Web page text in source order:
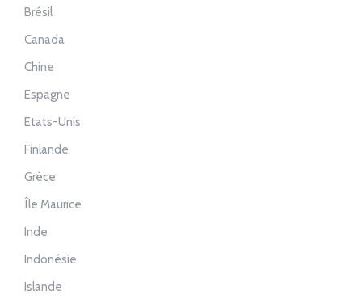
Brésil
Canada
Chine
Espagne
Etats-Unis
Finlande
Grèce
Île Maurice
Inde
Indonésie
Islande